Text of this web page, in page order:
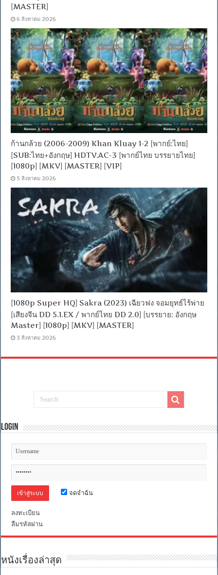
[MASTER]
6 สิงหาคม 2026
ก้านกล้วย (2006-2009) Khan Kluay 1-2 [พากย์:ไทย]
[SUB:ไทย+อังกฤษ] HDTV.AC-3 [พากย์ไทย บรรยายไทย]
[1080p] [MKV] [MASTER] [VIP]
5 สิงหาคม 2026
[1080p Super HQ] Sakra (2023) เฉียวฟง จอมยุทธ์ไร้พ่าย
[เสียงจีน DD 5.1.EX / พากย์ไทย DD 2.0] [บรรยาย: อังกฤษ
Master] [1080p] [MKV] [MASTER]
3 สิงหาคม 2026
Login
จดจำฉัน
ลงทะเบียน
ลืมรหัสผ่าน
หนังเรื่องล่าสุด